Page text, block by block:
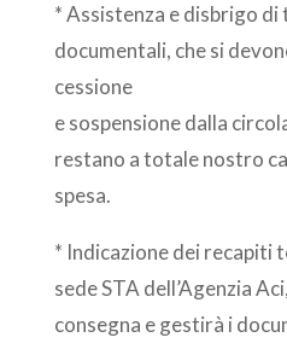
* Assistenza e disbrigo
documentali, che si
cessione
e sospensione dalla
restano a totale nostro
spesa.
* Indicazione dei recapiti
sede STA dell’Agenzia
consegna e gestirà i